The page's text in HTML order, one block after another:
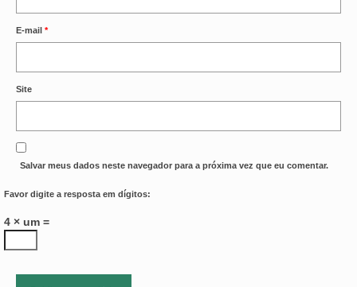
Contato
E-mail *
Site
Salvar meus dados neste navegador para a próxima vez que eu comentar.
Favor digite a resposta em dígitos:
4 × um =